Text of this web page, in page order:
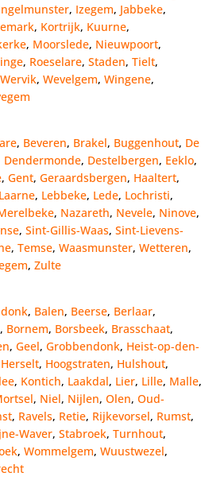
, Izegem, Jabbeke,
, Kortrijk, Kuurne,
, Moorslede, Nieuwpoort,
, Roeselare, Staden, Tielt,
Wervik, Wevelgem, Wingene,
, Beveren, Brakel, Buggenhout, De
Dendermonde, Destelbergen, Eeklo,
, Gent, Geraardsbergen, Haaltert,
Laarne, Lebbeke, Lede, Lochristi,
, Nazareth, Nevele, Ninove,
, Sint-Gillis-Waas, Sint-Lievens-
, Temse, Waasmunster, Wetteren,
, Zulte
, Balen, Beerse, Berlaar,
, Bornem, Borsbeek, Brasschaat,
, Geel, Grobbendonk, Heist-op-den-
Herselt, Hoogstraten, Hulshout,
, Kontich, Laakdal, Lier, Lille, Malle,
, Niel, Nijlen, Olen, Oud-
, Ravels, Retie, Rijkevorsel, Rumst,
Waver, Stabroek, Turnhout,
, Wommelgem, Wuustwezel,